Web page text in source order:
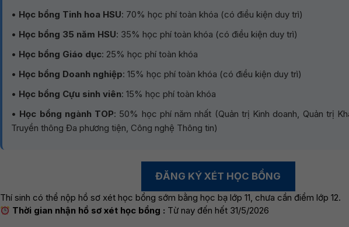
• Học bổng Tinh hoa HSU: 70% học phí toàn khóa (có điều kiện duy trì)
• Học bổng 35 năm HSU: 35% học phí toàn khóa (có điều kiện duy trì)
• Học bổng Giáo dục: 25% học phí toàn khóa
• Học bổng Doanh nghiệp: 15% học phí toàn khóa (có điều kiện duy trì)
• Học bổng Cựu sinh viên: 15% học phí toàn khóa
• Học bổng ngành TOP: 50% học phí năm nhất (Quản trị Kinh doanh, Quản trị
Truyền thông Đa phương tiện, Công nghệ Thông tin)
ĐĂNG KÝ XÉT HỌC BỔNG
Thí sinh có thể nộp hồ sơ xét học bổng sớm bằng học bạ lớp 11, chưa cần điểm lớp 12.
Thời gian nhận hồ sơ xét học bổng : Từ nay đến hết 31/5/2026